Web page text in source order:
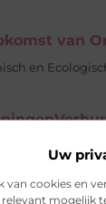
Uw
van cookies en
mogelijk
van
en
leegstandswet
in